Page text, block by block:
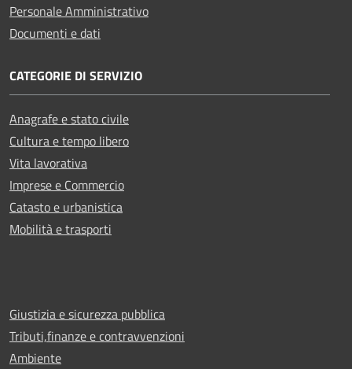
Personale Amministrativo
Documenti e dati
CATEGORIE DI SERVIZIO
Anagrafe e stato civile
Cultura e tempo libero
Vita lavorativa
Imprese e Commercio
Catasto e urbanistica
Mobilità e trasporti
Giustizia e sicurezza pubblica
Tributi,finanze e contravvenzioni
Ambiente